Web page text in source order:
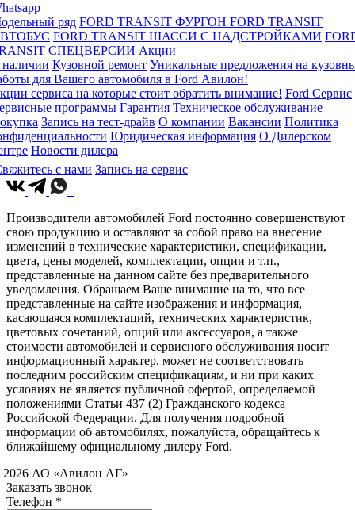
ряд FORD TRANSIT ФУРГОН FORD TRANSIT
FORD TRANSIT ШАССИ С НАДСТРОЙКАМИ
СПЕЦВЕРСИИ Акции
Кузовной ремонт Уникальные предложения на
для Вашего автомобиля в Ford Авилон!
сервиса на которые стоит обратить внимание! Ford Сервис
программы Гарантия Техническое обслуживание
Запись на тест-драйв О компании Вакансии Политика
Юридическая информация О Дилерском
Новости дилера
с нами Запись на сервис
Производители автомобилей Ford постоянно совершенствуют
свою продукцию и оставляют за собой право на внесение
изменений в технические характеристики, спецификации,
цвета, цены моделей, комплектации, опции и т.п.,
представленные на данном сайте без предварительного
уведомления. Обращаем Ваше внимание на то, что все
представленные на сайте изображения и информация,
касающаяся комплектаций, технических характеристик,
цветовых сочетаний, опций или аксессуаров, а также
стоимости автомобилей и сервисного обслуживания носит
информационный характер, может не соответствовать
последним российским спецификациям, и ни при каких
условиях не является публичной офертой, определяемой
положениями Статьи 437 (2) Гражданского кодекса
Российской Федерации. Для получения подробной
информации об автомобилях, пожалуйста, обращайтесь к
ближайшему официальному дилеру Ford.
АО «Авилон АГ»
Заказать звонок
Телефон *